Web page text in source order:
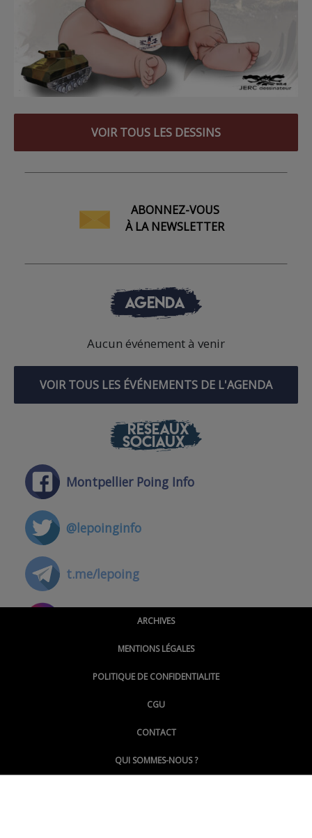
VOIR TOUS LES DESSINS
ABONNEZ-VOUS
À LA NEWSLETTER
AGENDA
Aucun événement à venir
VOIR TOUS LES ÉVÉNEMENTS DE L'AGENDA
RÉSEAUX
SOCIAUX
Montpellier Poing Info
@lepoinginfo
t.me/lepoing
@montpellierpoinginfo
@LePoingMontpellier
ARCHIVES
MENTIONS LÉGALES
POLITIQUE DE CONFIDENTIALITE
CGU
CONTACT
QUI SOMMES-NOUS ?